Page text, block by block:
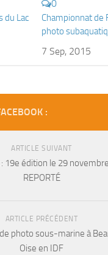
du Lac
0
Championnat de
photo
7 Sep, 2015
:
ARTICLE SUIVANT
: 19e édition le 29
REPORTÉ
ARTICLE PRÉCÉDENT
photo sous-marine à
Oise en IDF